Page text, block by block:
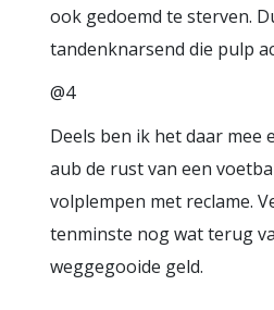
ook gedoemd te sterven.
tandenknarsend die pulp
@4
Deels ben ik het daar mee
aub de rust van een
volplempen met reclame.
tenminste nog wat terug
weggegooide geld.